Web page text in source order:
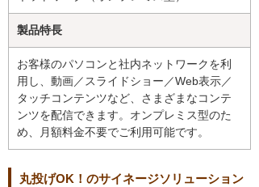
製品特長
お客様のパソコンと社内ネットワークを利
用し、動画／スライドショー／Web表示／
タッチコンテンツなど、さまざまなコンテ
ンツを配信できます。オンプレミス型のた
め、月額料金不要でご利用可能です。
丸投げOK！のサイネージソリューション